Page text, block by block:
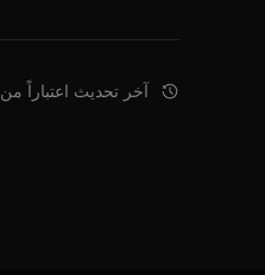
آخر تحديث اعتباراً من 07-08-2026 الساعة 12:39 (UTC)